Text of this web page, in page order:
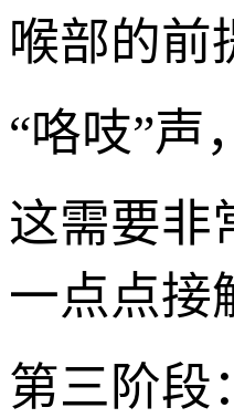
喉部的前
“咯吱”声
这需要非
一点点接
第三阶